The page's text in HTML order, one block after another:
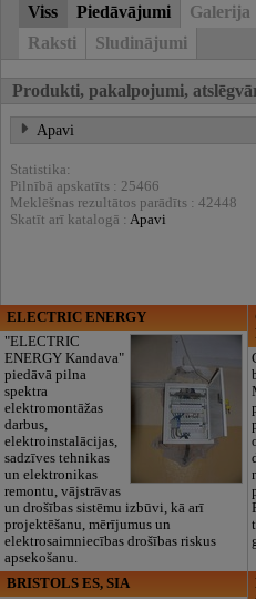
Viss Piedāvājumi Galerija
Raksti
Sludinājumi
Produkti, pakalpojumi,
Apavi
Statistika:
Pilnībā apskatīts : 25466
Meklēšnas rezultātos parādīts : 42448
Skatīt arī katalogā : Apavi
ELECTRIC ENERGY
"ELECTRIC
ENERGY Kandava"
piedāvā pilna
spektra
elektromontāžas
darbus,
elektroinstalācijas,
sadzīves tehnikas
un elektronikas
remontu, vājstrāvas
un drošības sistēmu izbūvi, kā arī
projektēšanu, mērījumus un
elektrosaimniecības drošības riskus
apsekošanu.
BRISTOLS ES, SIA